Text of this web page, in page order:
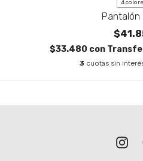
4
Pantalón
$33.480 con
3 cuotas sin